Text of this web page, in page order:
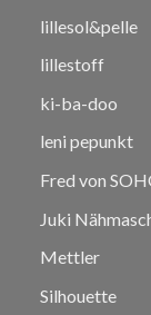
lillesol&pelle
lillestoff
ki-ba-doo
leni pepunkt
Fred von
Juki
Mettler
Silhouette